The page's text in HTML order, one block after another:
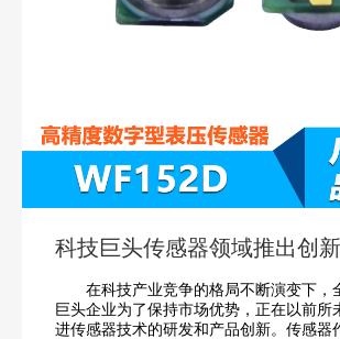
科技巨头传感器领域推出创
在科技产业竞争的格局不断演变下，
巨头企业为了保持市场优势，正在以前所
进传感器技术的研发和产品创新。传感器